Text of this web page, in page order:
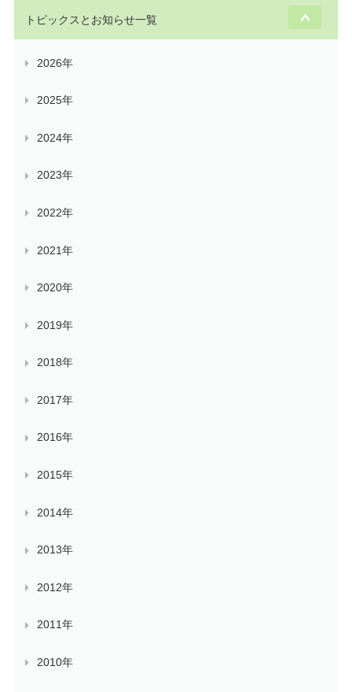
トピックスとお知らせ一覧
2026年
2025年
2024年
2023年
2022年
2021年
2020年
2019年
2018年
2017年
2016年
2015年
2014年
2013年
2012年
2011年
2010年